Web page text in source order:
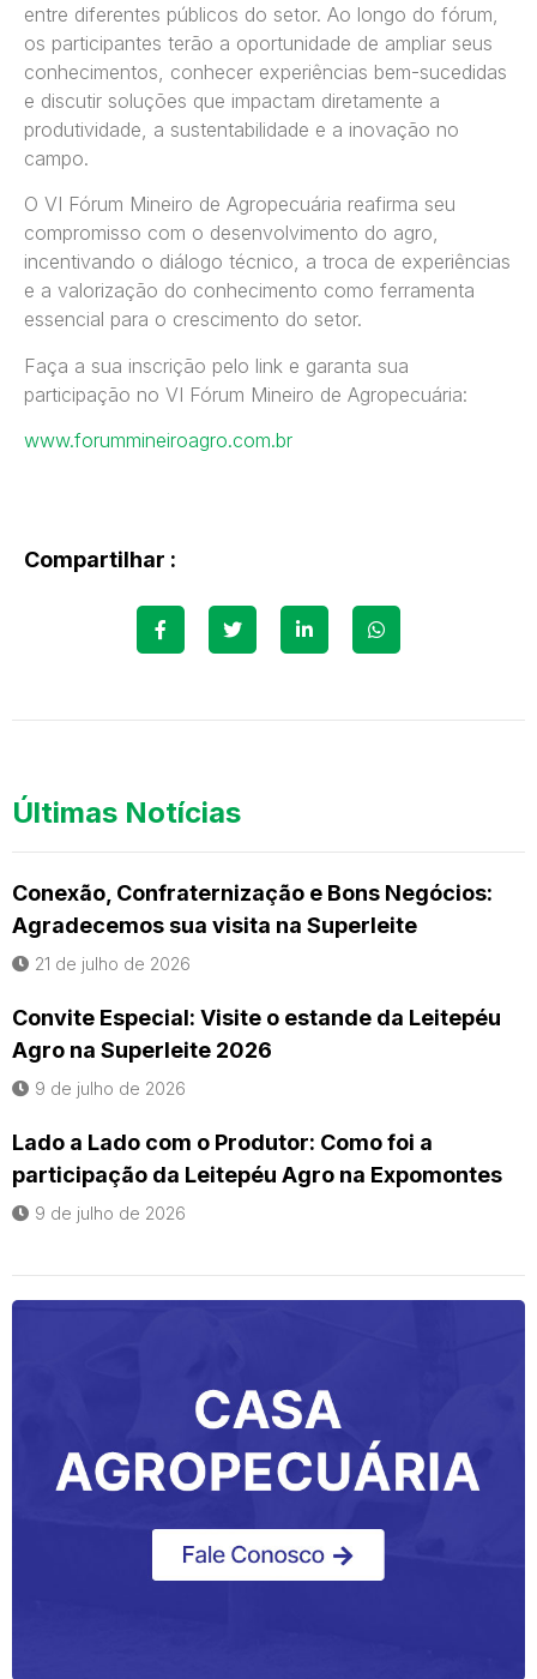
entre diferentes públicos do setor. Ao longo do fórum,
os participantes terão a oportunidade de ampliar seus
conhecimentos, conhecer experiências bem-sucedidas
e discutir soluções que impactam diretamente a
produtividade, a sustentabilidade e a inovação no
campo.
O VI Fórum Mineiro de Agropecuária reafirma seu
compromisso com o desenvolvimento do agro,
incentivando o diálogo técnico, a troca de experiências
e a valorização do conhecimento como ferramenta
essencial para o crescimento do setor.
Faça a sua inscrição pelo link e garanta sua
participação no VI Fórum Mineiro de Agropecuária:
www.forummineiroagro.com.br
Compartilhar :
Últimas Notícias
Conexão, Confraternização e Bons Negócios:
Agradecemos sua visita na Superleite
21 de julho de 2026
Convite Especial: Visite o estande da Leitepéu
Agro na Superleite 2026
9 de julho de 2026
Lado a Lado com o Produtor: Como foi a
participação da Leitepéu Agro na Expomontes
9 de julho de 2026